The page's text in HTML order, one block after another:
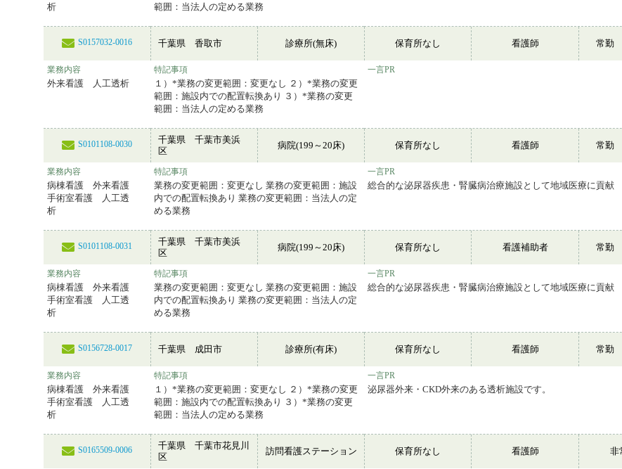
析
範囲：当法人の定める業務
S0157032-0016 千葉県 香取市 診療所(無床) 保育所なし 看護師 常勤
業務内容
外来看護 人工透析
特記事項
１）*業務の変更範囲：変更なし ２）*業務の変更
範囲：施設内での配置転換あり ３）*業務の変更
範囲：当法人の定める業務
一言PR
S0101108-0030
千葉県 千葉市美浜
区
病院(199～20床) 保育所なし 看護師 常勤
業務内容
病棟看護 外来看護
手術室看護 人工透
析
特記事項
業務の変更範囲：変更なし 業務の変更範囲：施設
内での配置転換あり 業務の変更範囲：当法人の定
める業務
一言PR
総合的な泌尿器疾患・腎臓病治療施設として地域医療に貢献
S0101108-0031
千葉県 千葉市美浜
区
病院(199～20床) 保育所なし 看護補助者 常勤
業務内容
病棟看護 外来看護
手術室看護 人工透
析
特記事項
業務の変更範囲：変更なし 業務の変更範囲：施設
内での配置転換あり 業務の変更範囲：当法人の定
める業務
一言PR
総合的な泌尿器疾患・腎臓病治療施設として地域医療に貢献
S0156728-0017 千葉県 成田市 診療所(有床) 保育所なし 看護師 常勤
業務内容
病棟看護 外来看護
手術室看護 人工透
析
特記事項
１）*業務の変更範囲：変更なし ２）*業務の変更
範囲：施設内での配置転換あり ３）*業務の変更
範囲：当法人の定める業務
一言PR
泌尿器外来・CKD外来のある透析施設です。
S0165509-0006
千葉県 千葉市花見川
区
訪問看護ステーション 保育所なし 看護師